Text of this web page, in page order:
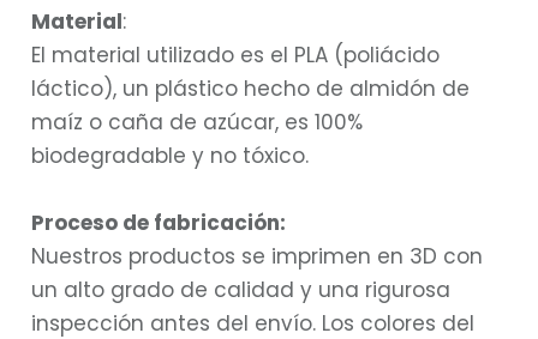
Material:
El material utilizado es el PLA (poliácido
láctico), un plástico hecho de almidón de
maíz o caña de azúcar, es 100%
biodegradable y no tóxico.
Proceso de fabricación:
Nuestros productos se imprimen en 3D con
un alto grado de calidad y una rigurosa
inspección antes del envío. Los colores del